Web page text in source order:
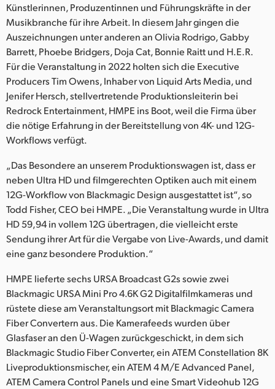
Netherlands
New Zealand
Norway
Portugal
Singapore
South Africa
Spain
Sweden
Chinese Taipei
Turkey
UAE
Ukraine
United Kingdom
United States
Künstlerinnen, Produzentinnen und Führungskräfte in der
Musikbranche für ihre Arbeit. In diesem Jahr gingen die
Auszeichnungen unter anderen an Olivia Rodrigo, Gabby
Barrett, Phoebe Bridgers, Doja Cat, Bonnie Raitt und H.E.R.
Für die Veranstaltung in 2022 holten sich die Executive
Producers Tim Owens, Inhaber von Liquid Arts Media, und
Jenifer Hersch, stellvertretende Produktionsleiterin bei
Redrock Entertainment, HMPE ins Boot, weil die Firma über
die nötige Erfahrung in der Bereitstellung von 4K- und 12G-
Workflows verfügt.
„Das Besondere an unserem Produktionswagen ist, dass er
neben Ultra HD und filmgerechten Optiken auch mit einem
12G-Workflow von Blackmagic Design ausgestattet ist“, so
Todd Fisher, CEO bei HMPE. „Die Veranstaltung wurde in Ultra
HD 59,94 in vollem 12G übertragen, die vielleicht erste
Sendung ihrer Art für die Vergabe von Live-Awards, und damit
eine ganz besondere Produktion.“
HMPE lieferte sechs URSA Broadcast G2s sowie zwei
Blackmagic URSA Mini Pro 4.6K G2 Digitalfilmkameras und
rüstete diese am Veranstaltungsort mit Blackmagic Camera
Fiber Convertern aus. Die Kamerafeeds wurden über
Glasfaser an den Ü-Wagen zurückgeschickt, in dem sich
Blackmagic Studio Fiber Converter, ein ATEM Constellation 8K
Liveproduktionsmischer, ein ATEM 4 M/E Advanced Panel,
ATEM Camera Control Panels und eine Smart Videohub 12G